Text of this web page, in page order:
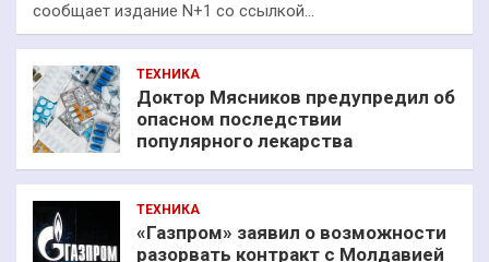
сообщает издание N+1 со ссылкой…
ТЕХНИКА
Доктор Мясников предупредил об
опасном последствии
популярного лекарства
ТЕХНИКА
«Газпром» заявил о возможности
разорвать контракт с Молдавией